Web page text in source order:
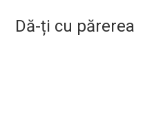
Dă-ți cu părerea